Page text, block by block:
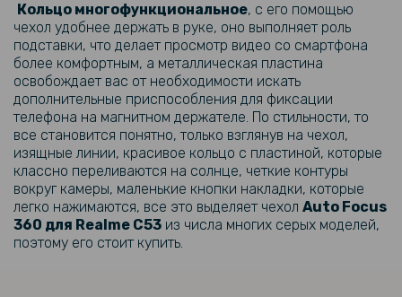
239 грн
299 грн
Гидрогелевая пленка iNobi Matte для Realme C51, Матовая
Кольцо многофункциональное, с его помощью
чехол удобнее держать в руке, оно выполняет роль
подставки, что делает просмотр видео со смартфона
более комфортным, а металлическая пластина
освобождает вас от необходимости искать
дополнительные приспособления для фиксации
телефона на магнитном держателе. По стильности, то
все становится понятно, только взглянув на чехол,
изящные линии, красивое кольцо с пластиной, которые
классно переливаются на солнце, четкие контуры
вокруг камеры, маленькие кнопки накладки, которые
легко нажимаются, все это выделяет чехол Auto Focus
360 для Realme C53 из числа многих серых моделей,
поэтому его стоит купить.